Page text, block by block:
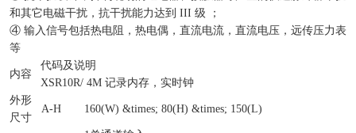
和其它电磁干扰，抗干扰能力达到 III 级 ；
④ 输入信号包括热电阻，热电偶，直流电流，直流电压，远传压力表
等
内容
代码及说明
XSR10R/ 4M 记录内存，实时钟
外形
尺寸
A-H 160(W) &times; 80(H) &times; 150(L)